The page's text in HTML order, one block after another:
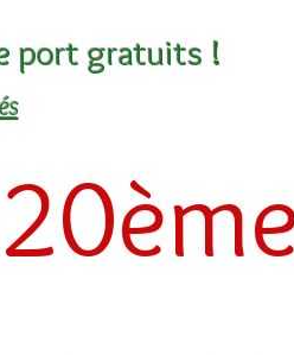
port gratuits !